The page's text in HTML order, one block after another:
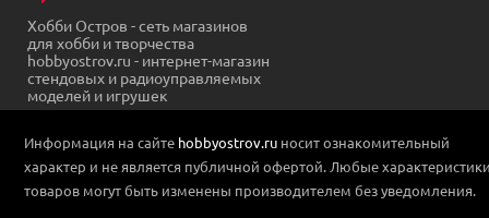
Хобби Остров - сеть магазинов
для хобби и творчества
hobbyostrov.ru - интернет-магазин
стендовых и радиоуправляемых
моделей и игрушек
Информация на сайте hobbyostrov.ru носит ознакомительный
характер и не является публичной офертой. Любые
товаров могут быть изменены производителем без уведомления.